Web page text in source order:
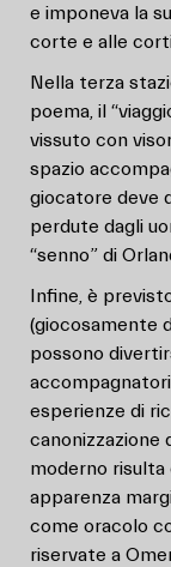
e imponeva la
corte e alle corti
Nella terza
poema, il
vissuto con
spazio
giocatore deve
perdute dagli
“senno” di
Infine, è
(giocosamente
possono
esperienze di
canonizzazione
moderno risulta
apparenza
come oracolo
riservate a